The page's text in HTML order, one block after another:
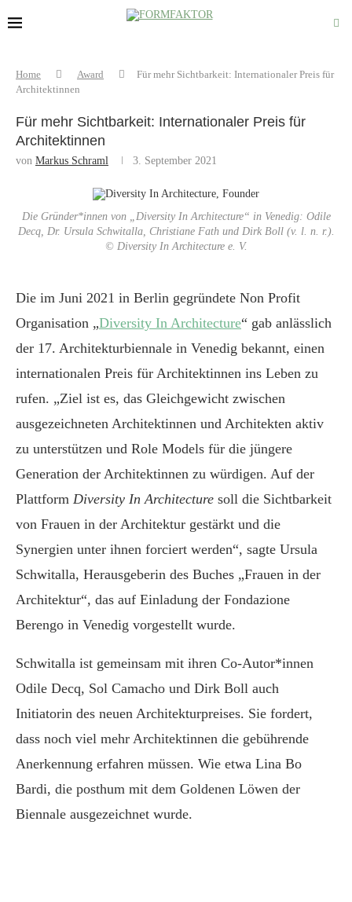
Home Award
Für mehr Sichtbarkeit: Internationaler Preis für
Architektinnen
Für mehr Sichtbarkeit: Internationaler Preis für
Architektinnen
von Markus Schraml 3. September 2021
Die Gründer*innen von „Diversity In Architecture“ in Venedig: Odile
Decq, Dr. Ursula Schwitalla, Christiane Fath und Dirk Boll (v. l. n. r.).
© Diversity In Architecture e. V.
Die im Juni 2021 in Berlin gegründete Non Profit
Organisation „Diversity In Architecture“ gab anlässlich
der 17. Architekturbiennale in Venedig bekannt, einen
internationalen Preis für Architektinnen ins Leben zu
rufen. „Ziel ist es, das Gleichgewicht zwischen
ausgezeichneten Architektinnen und Architekten aktiv
zu unterstützen und Role Models für die jüngere
Generation der Architektinnen zu würdigen. Auf der
Plattform Diversity In Architecture soll die Sichtbarkeit
von Frauen in der Architektur gestärkt und die
Synergien unter ihnen forciert werden“, sagte Ursula
Schwitalla, Herausgeberin des Buches „Frauen in der
Architektur“, das auf Einladung der Fondazione
Berengo in Venedig vorgestellt wurde.
Schwitalla ist gemeinsam mit ihren Co-Autor*innen
Odile Decq, Sol Camacho und Dirk Boll auch
Initiatorin des neuen Architekturpreises. Sie fordert,
dass noch viel mehr Architektinnen die gebührende
Anerkennung erfahren müssen. Wie etwa Lina Bo
Bardi, die posthum mit dem Goldenen Löwen der
Biennale ausgezeichnet wurde.